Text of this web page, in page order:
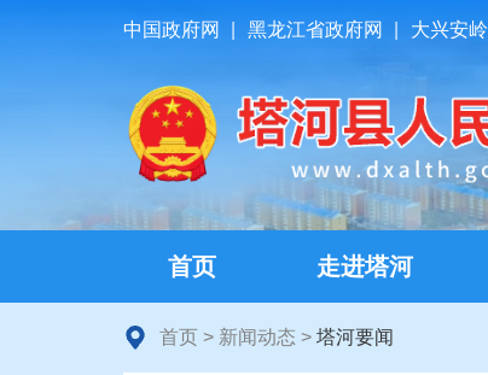
中国政府网 黑龙江省政府网 大兴安
首页 走进塔河
首页 > 新闻动态 > 塔河要闻